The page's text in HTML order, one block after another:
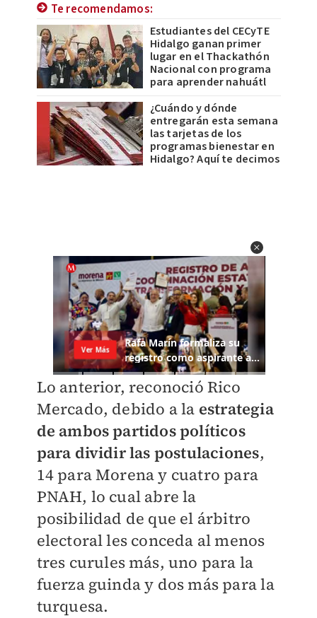
Te recomendamos:
Estudiantes del CECyTE
Hidalgo ganan primer
lugar en el Thackathón
Nacional con programa
para aprender nahuátl
¿Cuándo y dónde
entregarán esta semana
las tarjetas de los
programas bienestar en
Hidalgo? Aquí te decimos
Lo anterior, reconoció Rico
Mercado, debido a la estrategia
de ambos partidos políticos
para dividir las postulaciones,
14 para Morena y cuatro para
PNAH, lo cual abre la
posibilidad de que el árbitro
electoral les conceda al menos
tres curules más, uno para la
fuerza guinda y dos más para la
turquesa.